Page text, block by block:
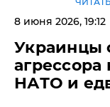
8 июня 2026, 19:12
​Украинцы
НАТО и